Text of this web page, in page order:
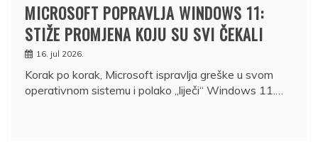
MICROSOFT POPRAVLJA WINDOWS 11:
STIŽE PROMJENA KOJU SU SVI ČEKALI
16. jul 2026.
Korak po korak, Microsoft ispravlja greške u svom
operativnom sistemu i polako „liječi“ Windows 11.…